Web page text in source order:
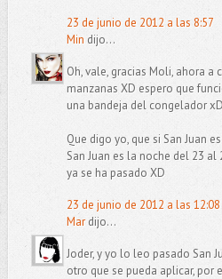
23 de junio de 2012 a las 8:57
Min dijo...
Oh, vale, gracias Moli, ahora a
manzanas XD espero que
una bandeja del congelador xD
Que digo yo, que si San Juan
San Juan es la noche del 23 al
ya se ha pasado XD
23 de junio de 2012 a las 12:08
Mardijo...
Joder, y yo lo leo pasado San
otro que se pueda aplicar, por